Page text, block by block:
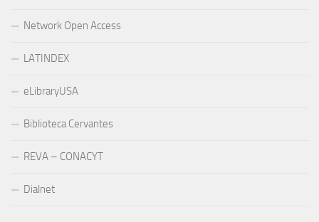
Network Open Access
LATINDEX
eLibraryUSA
Biblioteca Cervantes
REVA – CONACYT
Dialnet